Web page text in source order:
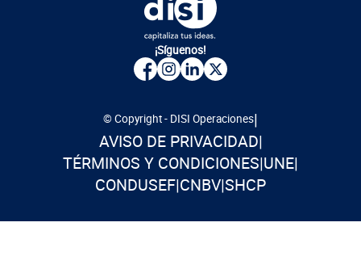
¡Síguenos!
© Copyright - DISI Operaciones|
AVISO DE PRIVACIDAD|
TÉRMINOS Y CONDICIONES|UNE|
CONDUSEF|CNBV|SHCP